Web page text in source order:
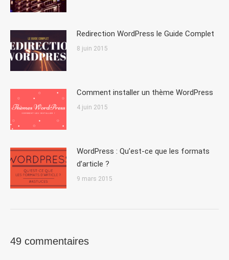
Redirection WordPress le Guide Complet
8 juin 2015
Comment installer un thème WordPress
4 juin 2015
WordPress : Qu’est-ce que les formats
d’article ?
9 mars 2015
49 commentaires